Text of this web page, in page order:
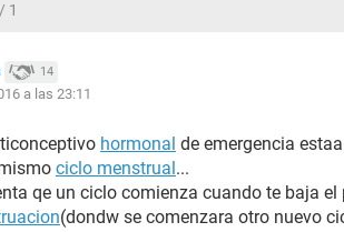
1
14
a las 23:11
hormonal de emergencia
ciclo menstrual...
qe un ciclo comienza cuando te baja
(dondw se comenzara otro nuevo